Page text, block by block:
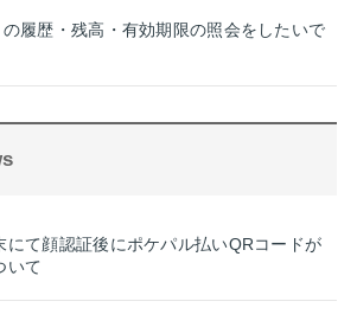
履歴・残高・有効期限の照会をしたいで
にて顔認証後にポケパル払いQRコードが
いて